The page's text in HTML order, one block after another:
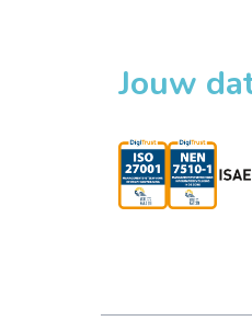
Jouw